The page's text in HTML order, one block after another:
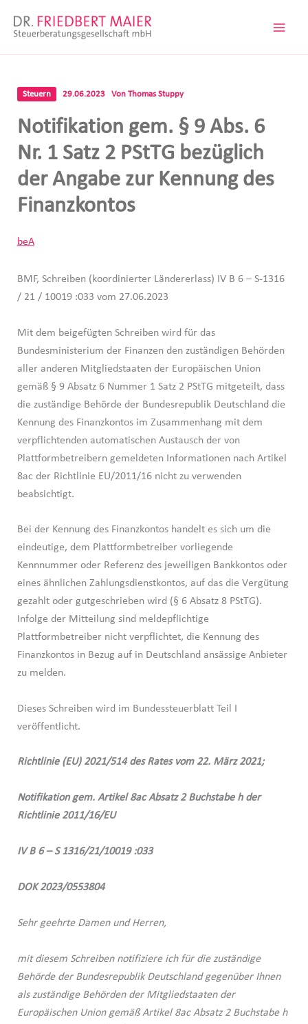
Inhalt
Steuern 29.06.2023 Von Thomas Stuppy
Notifikation gem. § 9 Abs. 6
Nr. 1 Satz 2 PStTG bezüglich
der Angabe zur Kennung des
Finanzkontos
beA
BMF, Schreiben (koordinierter Ländererlass) IV B 6 – S-1316
/ 21 / 10019 :033 vom 27.06.2023
Mit dem beigefügten Schreiben wird für das
Bundesministerium der Finanzen den zuständigen Behörden
aller anderen Mitgliedstaaten der Europäischen Union
gemäß § 9 Absatz 6 Nummer 1 Satz 2 PStTG mitgeteilt, dass
die zuständige Behörde der Bundesrepublik Deutschland die
Kennung des Finanzkontos im Zusammenhang mit dem
verpflichtenden automatischen Austausch der von
Plattformbetreibern gemeldeten Informationen nach Artikel
8ac der Richtlinie EU/2011/16 nicht zu verwenden
beabsichtigt.
Bei der Kennung des Finanzkontos handelt es sich um die
eindeutige, dem Plattformbetreiber vorliegende
Kennnummer oder Referenz des jeweiligen Bankkontos oder
eines ähnlichen Zahlungsdienstkontos, auf das die Vergütung
gezahlt oder gutgeschrieben wird (§ 6 Absatz 8 PStTG).
Infolge der Mitteilung sind meldepflichtige
Plattformbetreiber nicht verpflichtet, die Kennung des
Finanzkontos in Bezug auf in Deutschland ansässige Anbieter
zu melden.
Dieses Schreiben wird im Bundessteuerblatt Teil I
veröffentlicht.
Richtlinie (EU) 2021/514 des Rates vom 22. März 2021;
Notifikation gem. Artikel 8ac Absatz 2 Buchstabe h der
Richtlinie 2011/16/EU
IV B 6 – S 1316/21/10019 :033
DOK 2023/0553804
Sehr geehrte Damen und Herren,
mit diesem Schreiben notifiziere ich für die zuständige
Behörde der Bundesrepublik Deutschland gegenüber Ihnen
als zuständige Behörden der Mitgliedstaaten der
Europäischen Union gemäß Artikel 8ac Absatz 2 Buchstabe h